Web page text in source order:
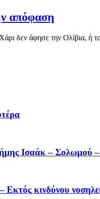
απόφαση
δεν άφησε την Ολίβια, ή
Ισαάκ –
κινδύνου